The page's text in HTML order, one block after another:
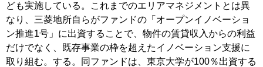
ども実施している。これまでのエリアマネジメントとは異
なり、三菱地所自らがファンドの「オープンイノベーショ
ン推進1号」に出資することで、物件の賃貸収入からの利益
だけでなく、既存事業の枠を超えたイノベーション支援に
取り組む。する。同ファンドは、東京大学が100％出資する